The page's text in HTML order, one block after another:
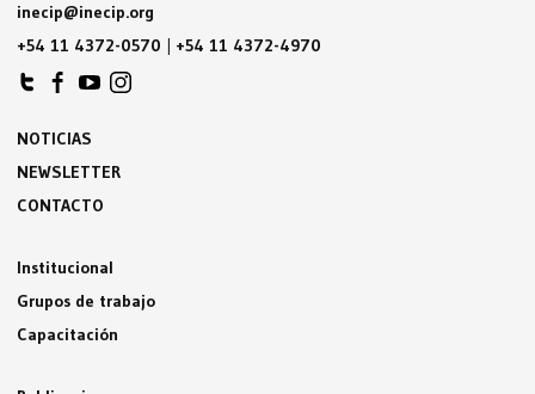
inecip@inecip.org
+54 11 4372-0570 | +54 11 4372-4970
NOTICIAS
NEWSLETTER
CONTACTO
Institucional
Grupos de trabajo
Capacitación